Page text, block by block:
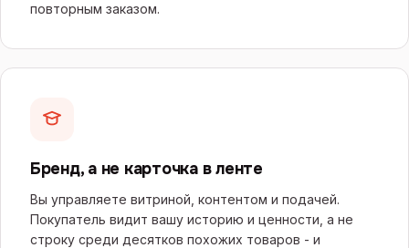
повторным заказом.
Бренд, а не карточка в ленте
Вы управляете витриной, контентом и подачей.
Покупатель видит вашу историю и ценности, а не
строку среди десятков похожих товаров - и